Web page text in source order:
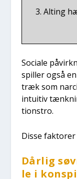
Alting
Soci­a­le
spil­ler også
træk som
intu­i­tiv
tions­tro.
Dis­se
Dår­lig
le i